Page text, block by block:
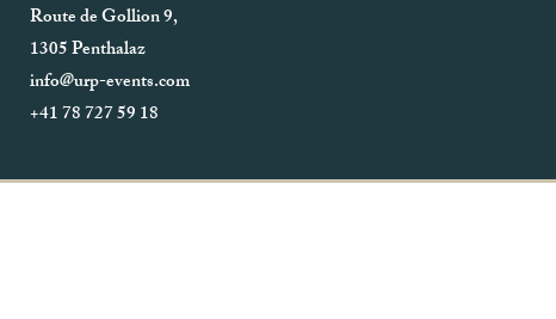
Route de Gollion 9,
1305 Penthalaz
info@urp-events.com
+41 78 727 59 18